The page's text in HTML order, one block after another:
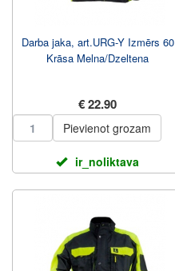
Darba jaka, art.URG-Y Izmērs 60
Krāsa Melna/Dzeltena
€ 22.90
Pievienot grozam
ir_noliktava